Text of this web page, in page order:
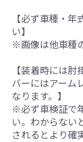
【必ず車種・
い】
※画像は他車種
【装着時には
バーにはアーム
なります。】
※必ず車検証で
い。わからない
されるとより確